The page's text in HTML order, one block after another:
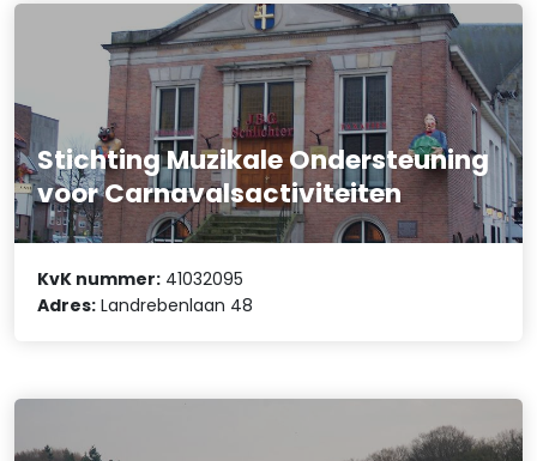
Stichting Muzikale Ondersteuning
voor Carnavalsactiviteiten
KvK nummer: 41032095
Adres: Landrebenlaan 48